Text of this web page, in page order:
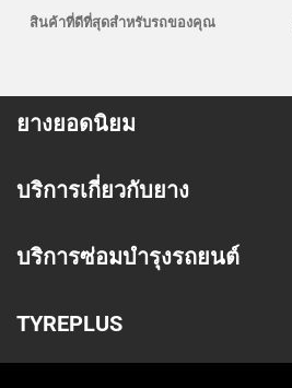
สินค้าที่ดีที่สุดสำหรับรถของคุณ
ยางยอดนิยม
บริการเกี่ยวกับยาง
บริการซ่อมบำรุงรถยนต์
TYREPLUS